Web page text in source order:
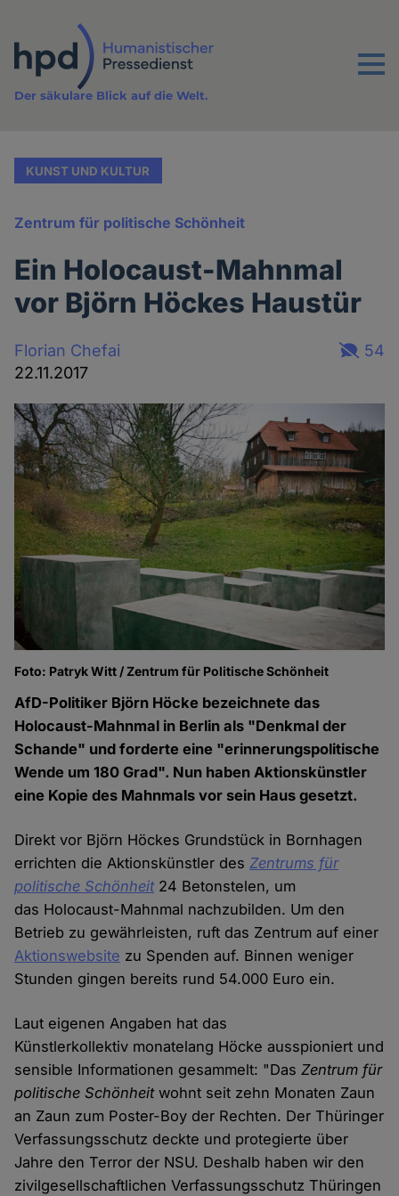
Inhalt
Menu
Der säkulare Blick auf die Welt.
KUNST UND KULTUR
Zentrum für politische Schönheit
Ein Holocaust-Mahnmal
vor Björn Höckes Haustür
Florian Chefai
22.11.2017
54
Foto: Patryk Witt / Zentrum für Politische Schönheit
AfD-Politiker Björn Höcke bezeichnete das
Holocaust-Mahnmal in Berlin als "Denkmal der
Schande" und forderte eine "erinnerungspolitische
Wende um 180 Grad". Nun haben Aktionskünstler
eine Kopie des Mahnmals vor sein Haus gesetzt.
Direkt vor Björn Höckes Grundstück in Bornhagen
errichten die Aktionskünstler desZentrums für
politische Schönheit 24 Betonstelen, um
das Holocaust-Mahnmal nachzubilden. Um den
Betrieb zu gewährleisten, ruft das Zentrum auf einer
Aktionswebsite zu Spenden auf. Binnen weniger
Stunden gingen bereits rund 54.000 Euro ein.
Laut eigenen Angaben hat das
Künstlerkollektiv monatelang Höcke ausspioniert und
sensible Informationen gesammelt: "DasZentrum für
politische Schönheitwohnt seit zehn Monaten Zaun
an Zaun zum Poster-Boy der Rechten. Der Thüringer
Verfassungsschutz deckte und protegierte über
Jahre den Terror der NSU. Deshalb haben wir den
zivilgesellschaftlichen Verfassungsschutz Thüringen